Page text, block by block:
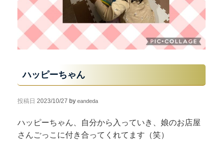
ハッピーちゃん
投稿日 2023/10/27 by eandeda
ハッピーちゃん、自分から入っていき、娘のお店屋
さんごっこに付き合ってくれてます（笑）